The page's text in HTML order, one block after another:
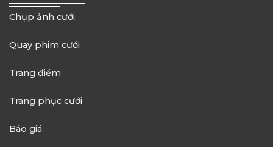
Chụp ảnh cưới
Quay phim cưới
Trang điểm
Trang phục cưới
Báo giá